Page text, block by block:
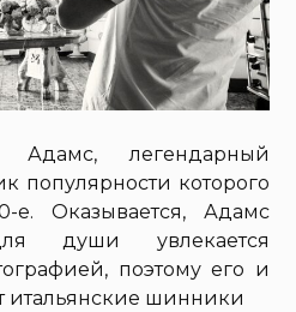
Адамс, легендарный
популярности которого
Оказывается, Адамс
души увлекается
поэтому его и
итальянские шинники